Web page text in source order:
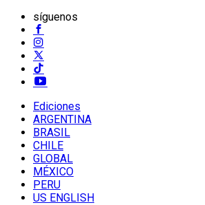
síguenos
Ediciones
ARGENTINA
BRASIL
CHILE
GLOBAL
MÉXICO
PERU
US ENGLISH